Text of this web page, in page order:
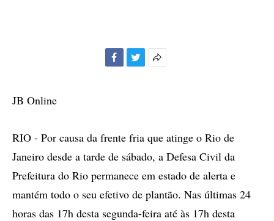
JB Online
RIO - Por causa da frente fria que atinge o Rio de
Janeiro desde a tarde de sábado, a Defesa Civil da
Prefeitura do Rio permanece em estado de alerta e
mantém todo o seu efetivo de plantão. Nas últimas 24
horas das 17h desta segunda-feira até às 17h desta